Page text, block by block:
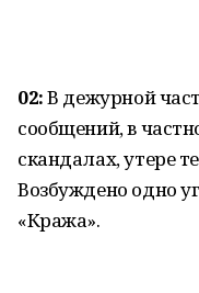
02:В дежурной
сообщений, в
скандалах, утере
Возбуждено одно
«Кража».